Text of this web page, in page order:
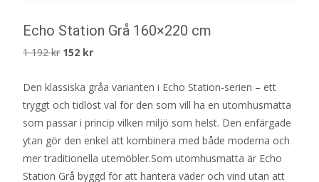
Echo Station Grå 160×220 cm
1 192kr Det
priset
var:
1
192 kr.
152 krDet
priset
är:
152 kr.
Den klassiska gråa varianten i Echo Station-serien – ett
tryggt och tidlöst val för den som vill ha en utomhusmatta
som passar i princip vilken miljö som helst. Den enfärgade
ytan gör den enkel att kombinera med både moderna och
mer traditionella utemöbler.Som utomhusmatta är Echo
Station Grå byggd för att hantera väder och vind utan att